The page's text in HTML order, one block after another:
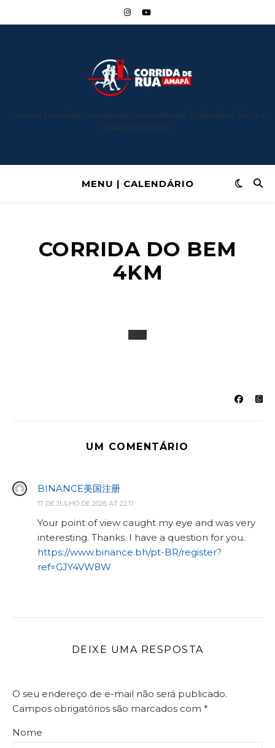
O maior portal de corridas de rua do Amapá: Calendário, fotos e
resultados oficiais.
MENU | CALENDÁRIO
CORRIDA DO BEM
4KM
UM COMENTÁRIO
BINANCE美国注册
17 DE JULHO DE 2026 AT 22:11
Your point of view caught my eye and was very
interesting. Thanks. I have a question for you.
https://www.binance.bh/pt-BR/register?
ref=GJY4VW8W
DEIXE UMA RESPOSTA
O seu endereço de e-mail não será publicado.
Campos obrigatórios são marcados com *
Nome